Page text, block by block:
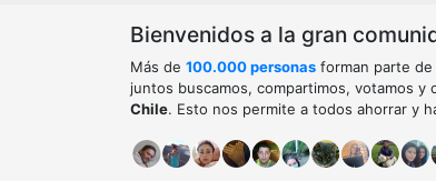
Bienvenidos a la gran
Más de 100.000 personas forman parte
juntos buscamos, compartimos, votamos y
Chile. Esto nos permite a todos ahorrar y